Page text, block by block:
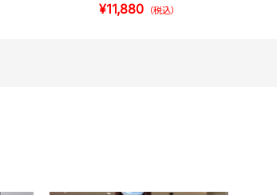
¥11,880 （税込）